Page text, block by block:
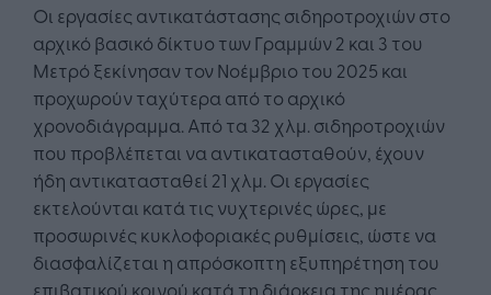
Οι εργασίες αντικατάστασης σιδηροτροχιών στο
αρχικό βασικό δίκτυο των Γραμμών 2 και 3 του
Μετρό ξεκίνησαν τον Νοέμβριο του 2025 και
προχωρούν ταχύτερα από το αρχικό
χρονοδιάγραμμα. Από τα 32 χλμ. σιδηροτροχιών
που προβλέπεται να αντικατασταθούν, έχουν
ήδη αντικατασταθεί 21 χλμ. Οι εργασίες
εκτελούνται κατά τις νυχτερινές ώρες, με
προσωρινές κυκλοφοριακές ρυθμίσεις, ώστε να
διασφαλίζεται η απρόσκοπτη εξυπηρέτηση του
επιβατικού κοινού κατά τη διάρκεια της ημέρας.